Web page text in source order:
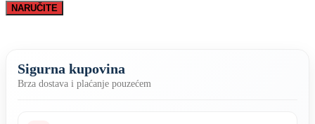
NARUČITE
Sigurna kupovina
Brza dostava i plaćanje pouzećem